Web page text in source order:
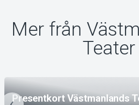
Mer från
Teater
Presentkort Västmanlands